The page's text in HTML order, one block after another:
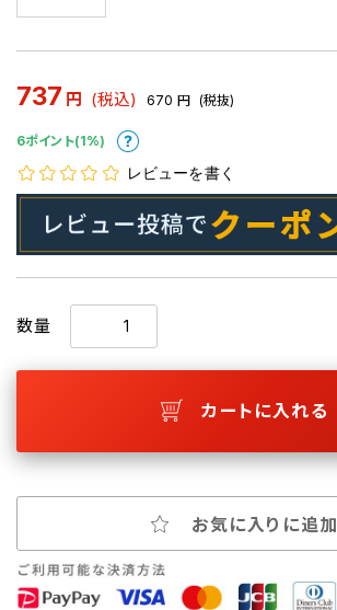
737 円 (税込) 670 円 (税抜)
6ポイント(1%)
レビューを書く
数量
カートに入れる
お気に入りに追加